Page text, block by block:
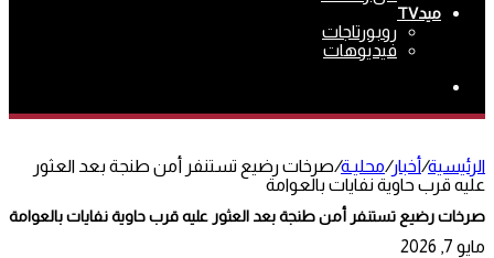
ميدTV
روبورتاجات
فيديوهات
الرئيسية/أخبار/محليـة/صرخات رضيع تستنفر أمن طنجة بعد العثور
عليه قرب حاوية نفايات بالعوامة
صرخات رضيع تستنفر أمن طنجة بعد العثور عليه قرب حاوية نفايات بالعوامة
مايو 7, 2026